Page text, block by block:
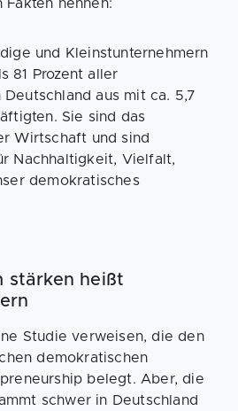
nennen:
und Kleinstunternehmern
81 Prozent aller
Deutschland aus mit ca. 5,7
Sie sind das
Wirtschaft und sind
Nachhaltigkeit, Vielfalt,
demokratisches
stärken heißt
Studie verweisen, die den
demokratischen
belegt. Aber, die
schwer in Deutschland